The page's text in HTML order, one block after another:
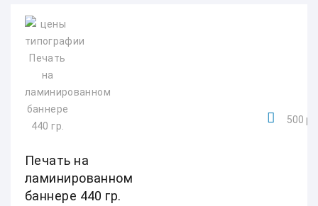
Печать на
ламинированном
баннере 440 гр.
500